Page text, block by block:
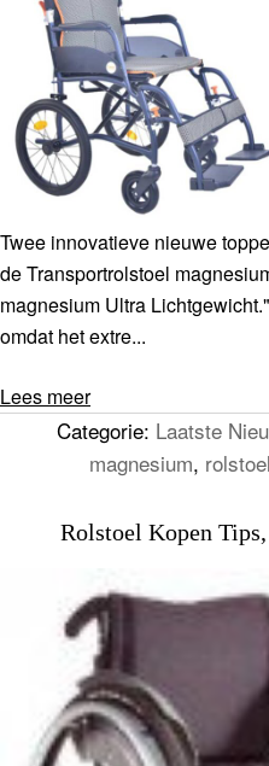
Twee innovatieve nieuwe
de Transportrolstoel
magnesium Ultra
omdat het extre...
Lees meer
Categorie: Laatste
magnesium, rolstoel
Rolstoel Kopen